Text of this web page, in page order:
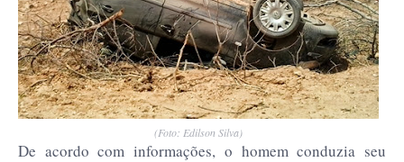
(Foto: Edilson Silva)
De acordo com informações, o homem conduzia seu